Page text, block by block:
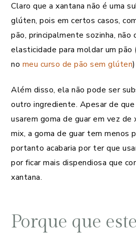
Claro que a xantana não é uma
glúten, pois em certos casos,
pão, principalmente sozinha, não
elasticidade para moldar um pão
no meu curso de pão sem glúten
Além disso, ela não pode ser
outro ingrediente. Apesar de que
usarem goma de guar em vez de
mix, a goma de guar tem menos
portanto acabaria por ter que
por ficar mais dispendiosa que
xantana.
Porque que